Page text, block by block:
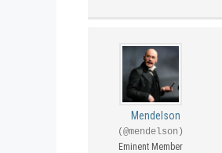
Mendelson
(@mendelson)
Eminent Member